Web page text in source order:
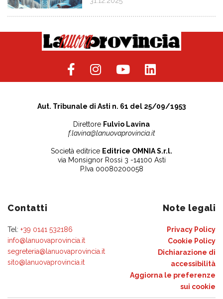
Aut. Tribunale di Asti n. 61 del 25/09/1953
Direttore Fulvio Lavina
f.lavina@lanuovaprovincia.it
Società editrice Editrice OMNIA S.r.l.
via Monsignor Rossi 3 -14100 Asti
P.Iva 00080200058
Contatti
Tel: +39 0141 532186
info@lanuovaprovincia.it
segreteria@lanuovaprovincia.it
sito@lanuovaprovincia.it
Note legali
Privacy Policy
Cookie Policy
Dichiarazione di
accessibilità
Aggiorna le preferenze
sui cookie